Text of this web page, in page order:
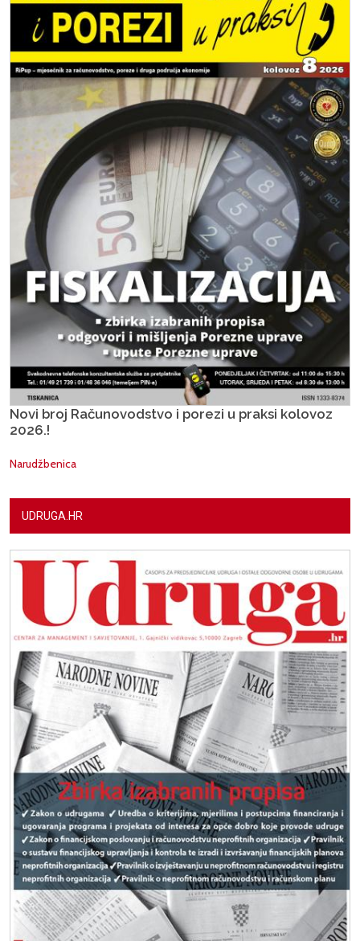
Novi broj Računovodstvo i porezi u praksi kolovoz
2026.!
Narudžbenica
UDRUGA.HR